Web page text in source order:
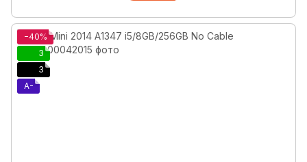
−40%
3
3
A-